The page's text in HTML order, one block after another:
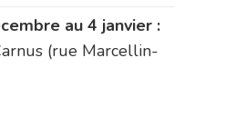
au 4 janvier :
(rue Marcellin-